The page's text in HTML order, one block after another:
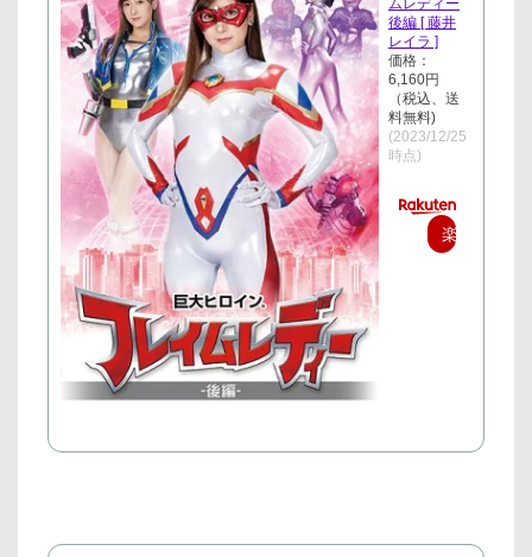
ムレディー
後編 [ 藤井
レイラ ]
価格：
6,160円
（税込、送
料無料)
(2023/12/25
時点)
楽